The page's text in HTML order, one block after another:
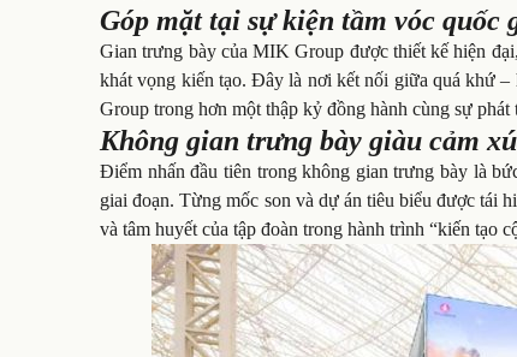
Góp mặt tại sự kiện tầm vóc quốc
Gian trưng bày của MIK Group được thiết kế hiện
khát vọng kiến tạo. Đây là nơi kết nối giữa quá khứ
Group trong hơn một thập kỷ đồng hành cùng sự
Không gian trưng bày giàu cảm
Điểm nhấn đầu tiên trong không gian trưng bày là
giai đoạn. Từng mốc son và dự án tiêu biểu được tái
và tâm huyết của tập đoàn trong hành trình “kiến tạo